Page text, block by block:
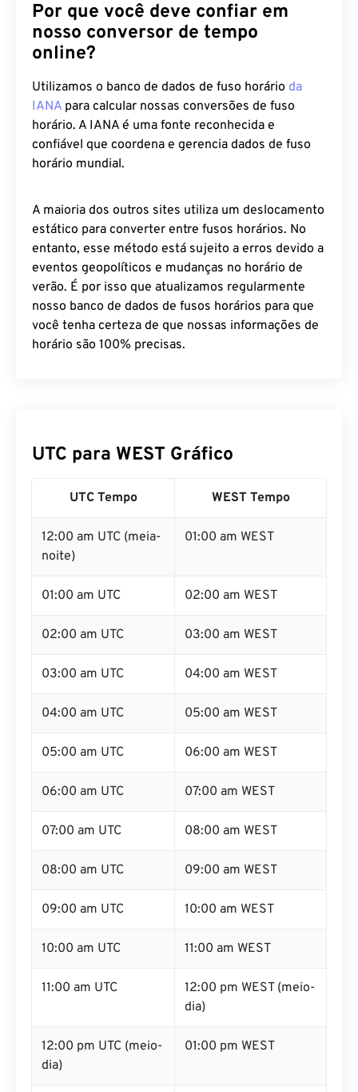
Por que você deve confiar em
nosso conversor de tempo
online?
Utilizamos o banco de dados de fuso horário da
IANA para calcular nossas conversões de fuso
horário. A IANA é uma fonte reconhecida e
confiável que coordena e gerencia dados de fuso
horário mundial.
A maioria dos outros sites utiliza um deslocamento
estático para converter entre fusos horários. No
entanto, esse método está sujeito a erros devido a
eventos geopolíticos e mudanças no horário de
verão. É por isso que atualizamos regularmente
nosso banco de dados de fusos horários para que
você tenha certeza de que nossas informações de
horário são 100% precisas.
UTC para WEST Gráfico
UTC Tempo WEST Tempo
12:00 am UTC (meia-
noite)
01:00 am WEST
01:00 am UTC 02:00 am WEST
02:00 am UTC 03:00 am WEST
03:00 am UTC 04:00 am WEST
04:00 am UTC 05:00 am WEST
05:00 am UTC 06:00 am WEST
06:00 am UTC 07:00 am WEST
07:00 am UTC 08:00 am WEST
08:00 am UTC 09:00 am WEST
09:00 am UTC 10:00 am WEST
10:00 am UTC 11:00 am WEST
11:00 am UTC
12:00 pm WEST (meio-
dia)
12:00 pm UTC (meio-
dia)
01:00 pm WEST